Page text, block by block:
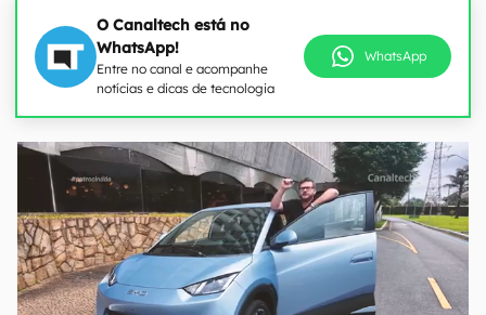
O Canaltech está no
WhatsApp!
Entre no canal e acompanhe
notícias e dicas de tecnologia
WhatsApp